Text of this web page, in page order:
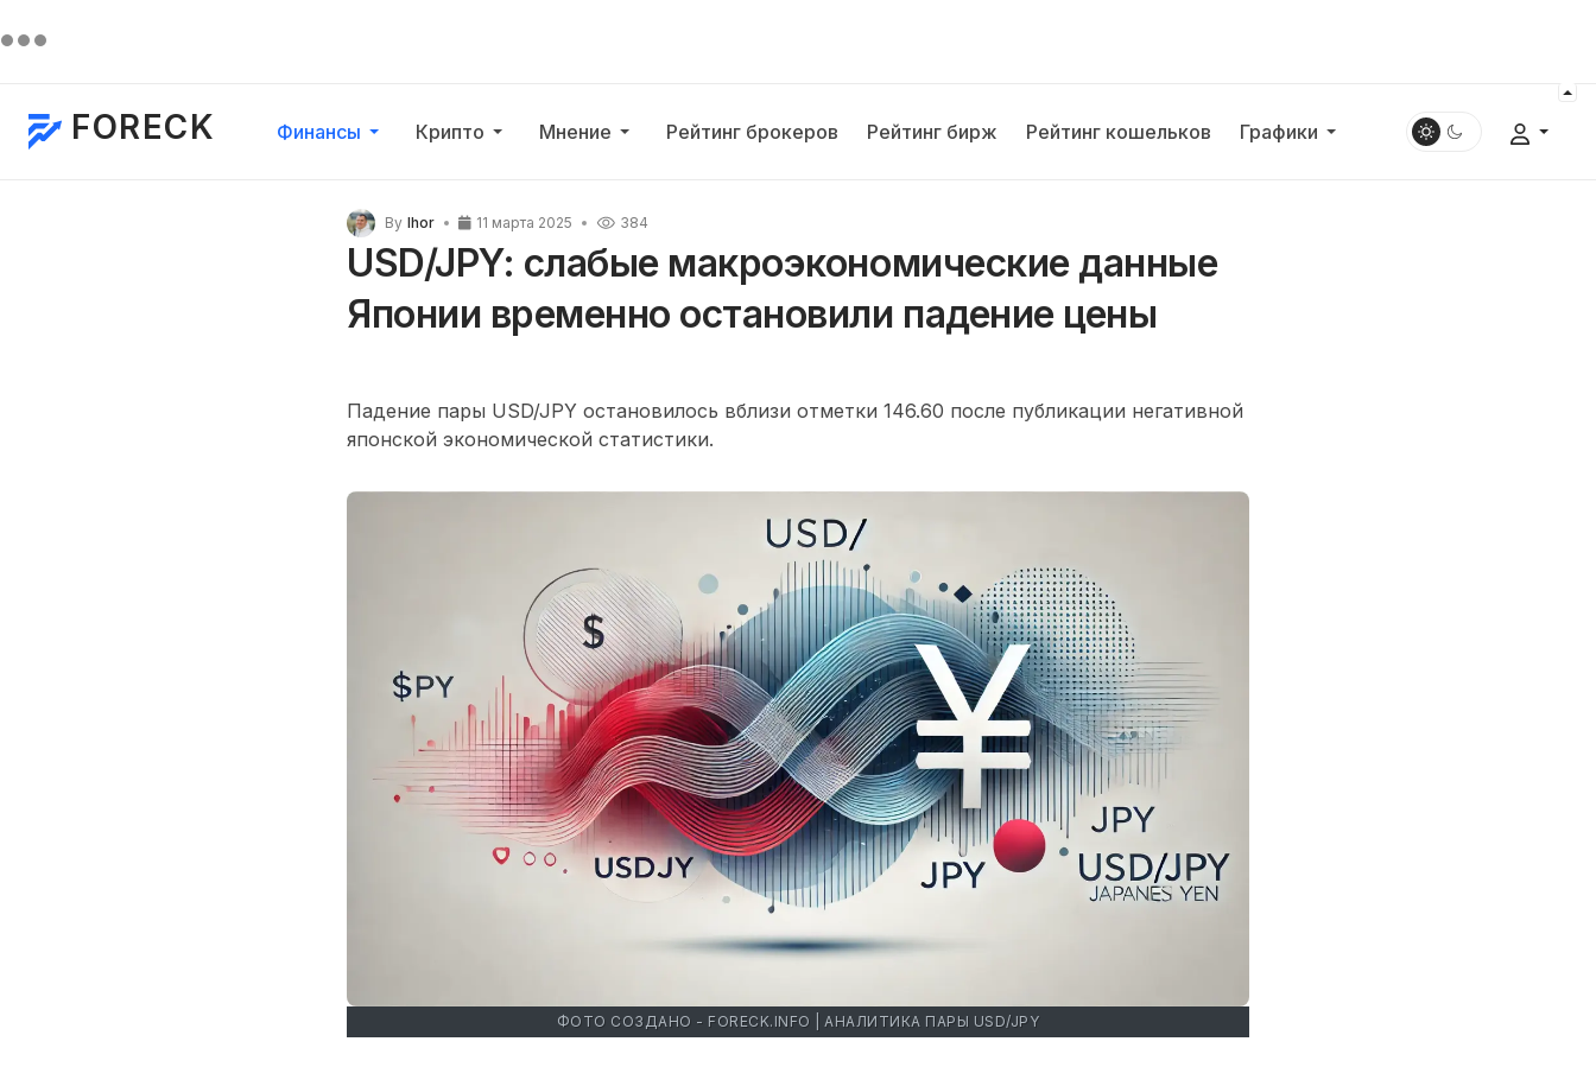
FORECK Финансы Крипто Мнение Рейтинг брокеров Рейтинг бирж Рейтинг кошельков Графики
By Ihor 11 марта 2025 384
USD/JPY: слабые макроэкономические данные
Японии временно остановили падение цены
Падение пары USD/JPY остановилось вблизи отметки 146.60 после публикации негативной
японской экономической статистики.
ФОТО СОЗДАНО - FORECK.INFO | АНАЛИТИКА ПАРЫ USD/JPY